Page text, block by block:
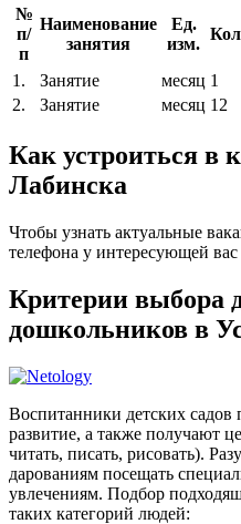
№
п/
п
Наименование
занятия
Ед.
изм.
1.
Занятие месяц 1
2.
Занятие месяц 12
Как устроиться в
Лабинска
Чтобы узнать актуальные
телефона у интересующей
Критерии выбора
дошкольников в
Воспитанники детских садов
развитие, а также получают
читать, писать, рисовать).
дарованиям посещать
увлечениям. Подбор
таких категорий людей: